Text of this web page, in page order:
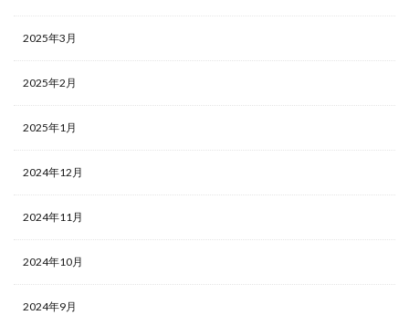
2025年3月
2025年2月
2025年1月
2024年12月
2024年11月
2024年10月
2024年9月